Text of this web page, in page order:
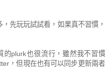
先玩玩試試看，如果真不習慣，
的plurk也很流行，雖然我不習慣
，但現在也有可以同步更新兩者